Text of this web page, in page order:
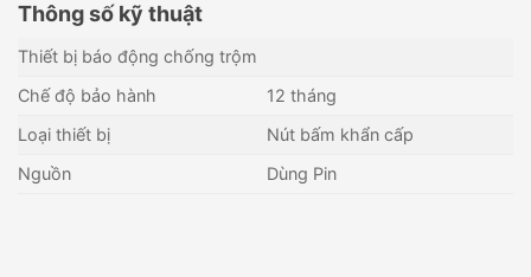
Thông số kỹ thuật
Thiết bị báo động chống trộm
Chế độ bảo hành
12 tháng
Loại thiết bị
Nút bấm khẩn cấp
Nguồn
Dùng Pin